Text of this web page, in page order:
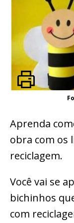
Aprenda
obra com os
reciclagem.
Você vai se
bichinhos
com